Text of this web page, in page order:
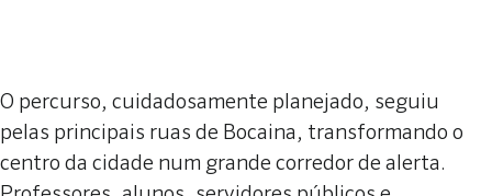
O percurso, cuidadosamente planejado, seguiu
pelas principais ruas de Bocaina, transformando o
centro da cidade num grande corredor de alerta.